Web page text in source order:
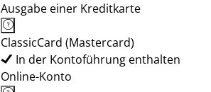
Ausgabe einer Kreditkarte
ClassicCard (Mastercard)
In der Kontoführung enthalten
Online-Konto